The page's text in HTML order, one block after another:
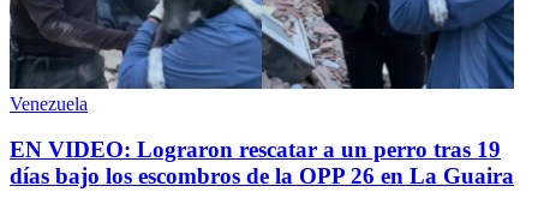
Venezuela
EN VIDEO: Lograron rescatar a un perro tras 19
días bajo los escombros de la OPP 26 en La Guaira